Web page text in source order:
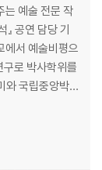
레크, 위트릴로, 루
, 클림트
는 예술 전문 작
공연 담당 기
에서 예술비평으
로 박사학위를
와 국립중앙박
수로 재직하며
술 강의를 이어